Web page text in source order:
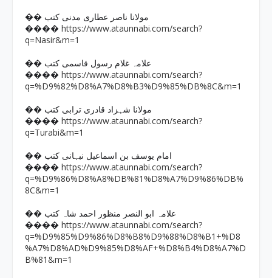
�� مولانا ناصر عطاری مدنی کتب
���� https://www.ataunnabi.com/search?
q=Nasir&m=1
�� علامہ غلام رسول قاسمی کتب
���� https://www.ataunnabi.com/search?
q=%D9%82%D8%A7%D8%B3%D9%85%DB%8C&m=1
�� مولانا شہزاد قادری ترابی کتب
���� https://www.ataunnabi.com/search?
q=Turabi&m=1
�� امام یوسف بن اسماعیل نبہانی کتب
���� https://www.ataunnabi.com/search?
q=%D9%86%D8%A8%DB%81%D8%A7%D9%86%DB%
8C&m=1
�� علامہ ابو النصر منظور احمد شاہ کتب
���� https://www.ataunnabi.com/search?
q=%D9%85%D9%86%D8%B8%D9%88%D8%B1+%D8
%A7%D8%AD%D9%85%D8%AF+%D8%B4%D8%A7%D
B%81&m=1